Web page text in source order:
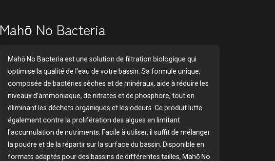
Mahō No Bacteria
Mahō No Bacteria est une solution de filtration biologique qui
optimise la qualité de l’eau de votre bassin. Sa formule unique,
composée de bactéries sèches et de minéraux, aide à réduire les
niveaux d’ammoniaque, de nitrates et de phosphore, tout en
éliminant les déchets organiques et les odeurs. Ce produit lutte
également contre la prolifération des algues en limitant
l'accumulation de nutriments. Facile à utiliser, il suffit de mélanger
la poudre et de la répartir sur la surface du bassin. Disponible en
formats adaptés pour des bassins de différentes tailles, Mahō No